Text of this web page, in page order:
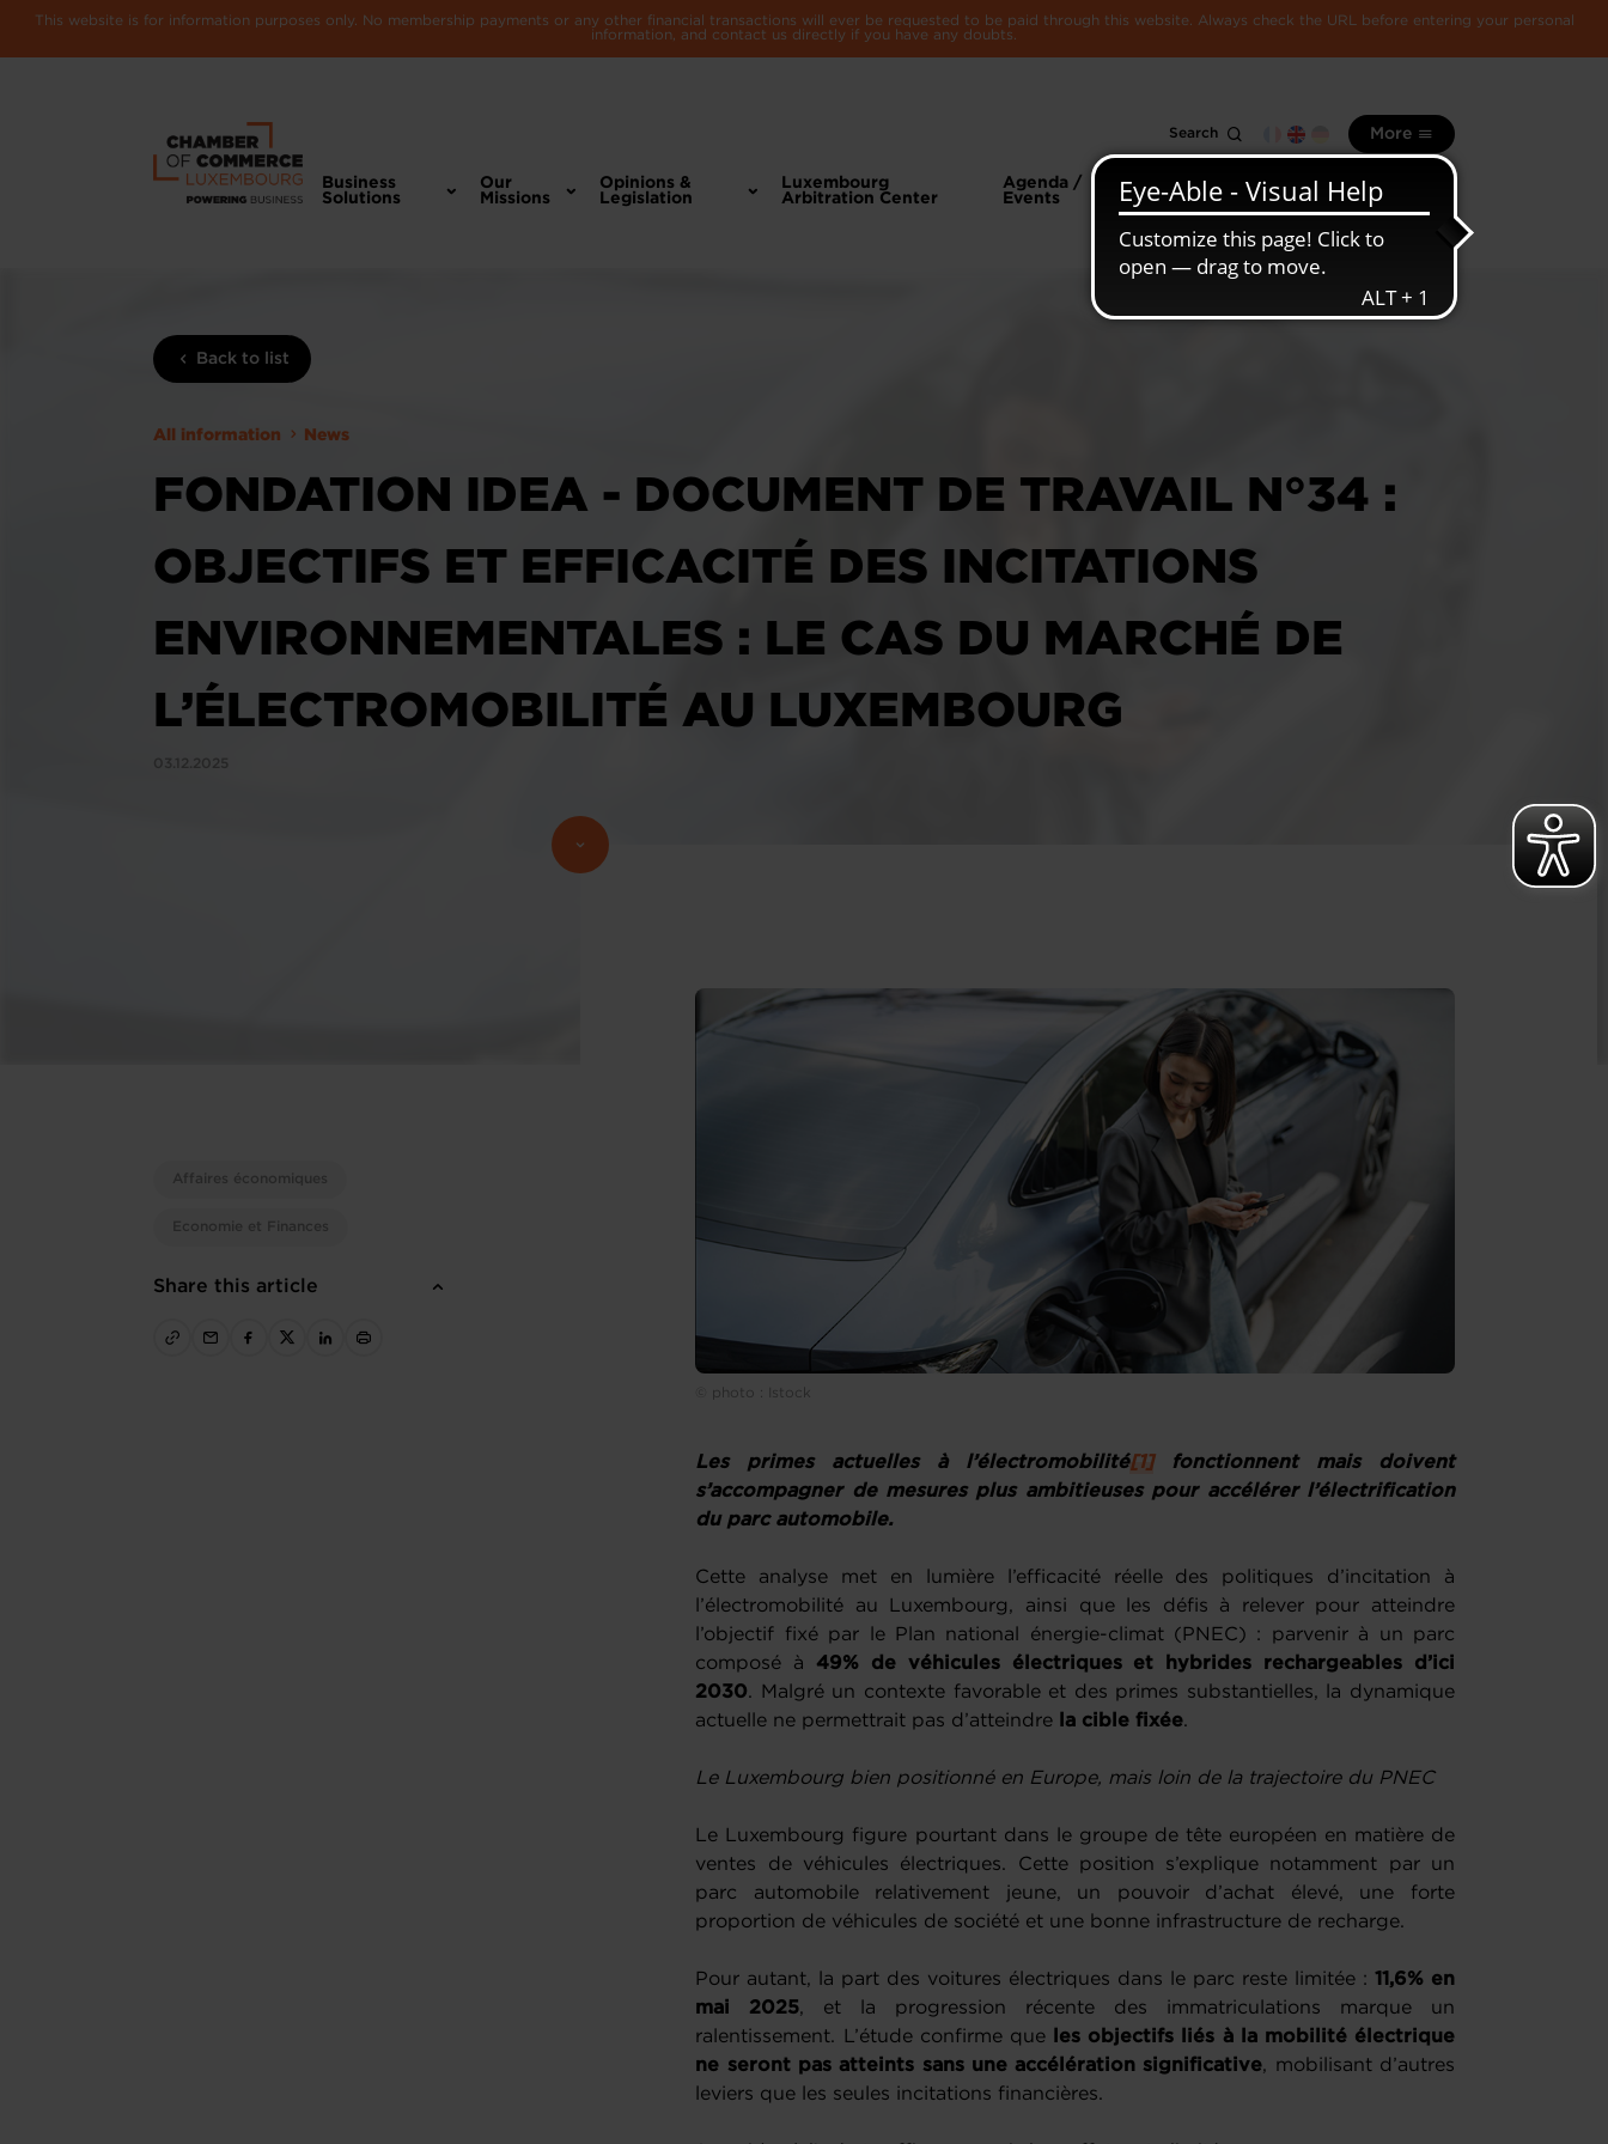
This website is for information purposes only. No membership payments or any other financial transactions will ever be requested to be paid through this website. Always check the URL before entering your personal
information, and contact us directly if you have any doubts.
Search More
Business
Solutions
Our
Missions
Opinions &
Legislation
Luxembourg
Arbitration Center
Agenda /
Events
information
Luxembourg
economy
Back to list
All information News
FONDATION IDEA - DOCUMENT DE TRAVAIL N°34 :
OBJECTIFS ET EFFICACITÉ DES INCITATIONS
ENVIRONNEMENTALES : LE CAS DU MARCHÉ DE
L’ÉLECTROMOBILITÉ AU LUXEMBOURG
03.12.2025
Affaires économiques
Economie et Finances
Share this article
© photo : Istock
Les primes actuelles à l’électromobilité[1]fonctionnent mais doivent
s’accompagner de mesures plus ambitieuses pour accélérer l’électrification
du parc automobile.
Cette analyse met en lumière l’efficacité réelle des politiques d’incitation à
l’électromobilité au Luxembourg, ainsi que les défis à relever pour atteindre
l’objectif fixé par le Plan national énergie-climat (PNEC) : parvenir à un parc
composé à 49% de véhicules électriques et hybrides rechargeables d’ici
2030. Malgré un contexte favorable et des primes substantielles, la dynamique
actuelle ne permettrait pas d’atteindre
la cible fixée.
Le Luxembourg bien positionné en Europe, mais loin de la trajectoire du PNEC
Le Luxembourg figure pourtant dans le groupe de tête européen en matière de
ventes de véhicules électriques. Cette position s’explique notamment par un
parc automobile relativement jeune, un pouvoir d’achat élevé, une forte
proportion de véhicules de société et une bonne infrastructure de recharge.
Pour autant, la part des voitures électriques dans le parc reste limitée : 11,6% en
mai 2025, et la progression récente des immatriculations marque un
ralentissement. L’étude confirme que
les objectifs liés à la mobilité électrique
ne seront pas atteints sans une accélération significative, mobilisant d’autres
leviers que les seules incitations financières.